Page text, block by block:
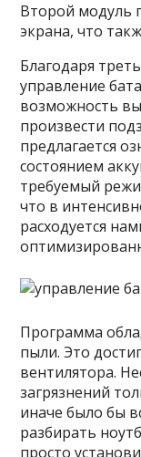
Второй модуль
экрана, что
Благодаря
управление
возможность
произвести
предлагается
состоянием
требуемый
что в
расходуется
Программа
пыли. Это
вентилятора.
загрязнений
иначе было бы
разбирать
просто